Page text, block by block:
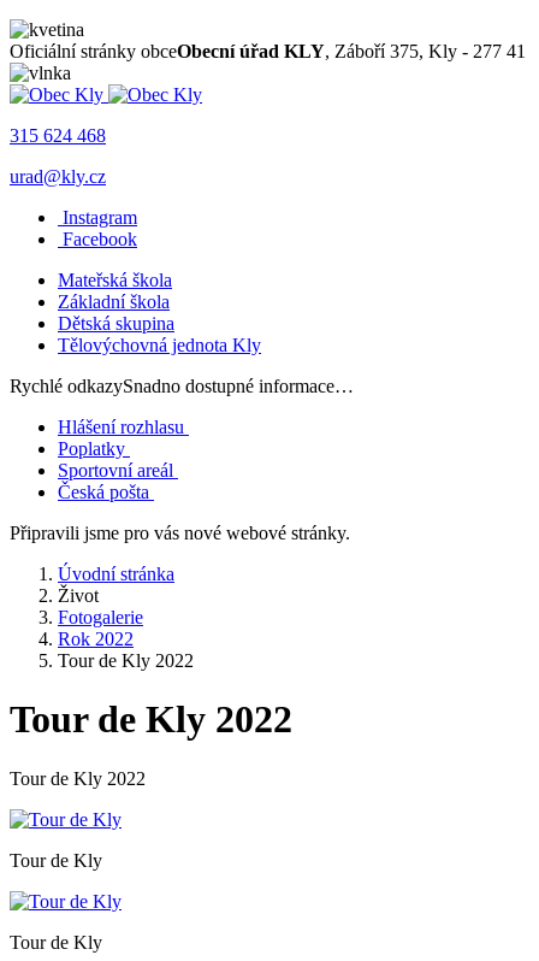
Oficiální stránky obceObecní úřad KLY, Záboří 375, Kly - 277 41
315 624 468
urad@kly.cz
Instagram
Facebook
Mateřská škola
Základní škola
Dětská skupina
Tělovýchovná jednota Kly
Rychlé odkazySnadno dostupné informace…
Hlášení rozhlasu
Poplatky
Sportovní areál
Česká pošta
Připravili jsme pro vás nové webové stránky.
Úvodní stránka
Život
Fotogalerie
Rok 2022
Tour de Kly 2022
Tour de Kly 2022
Tour de Kly 2022
Tour de Kly
Tour de Kly